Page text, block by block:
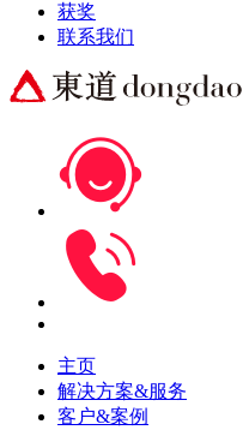
获奖
联系我们
主页
解决方案&服务
客户&案例